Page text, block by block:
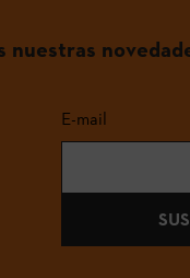
nuestras
E-mail